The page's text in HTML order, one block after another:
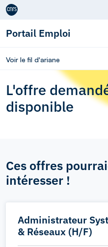
Aller au contenu
Portail Emploi
Voir le fil d'ariane
L'offre
disponible
Ces offres
intéresser !
Administrateur
& Réseaux (H/F)